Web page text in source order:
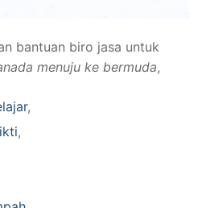
bantuan biro jasa untuk
menuju ke bermuda,
,
,